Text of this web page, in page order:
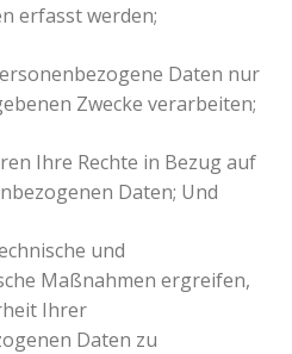
erfasst werden;
Daten nur
Zwecke verarbeiten;
Ihre Rechte in Bezug auf
Daten; Und
und
Maßnahmen ergreifen,
Ihrer
Daten zu